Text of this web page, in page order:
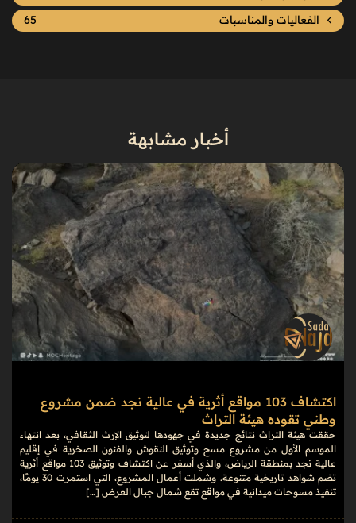
الفعاليات والمناسبات
65
أخبار مشابهة
اكتشاف 103 مواقع أثرية في عالية نجد ضمن مشروع
وطني تقوده هيئة التراث
حققت هيئة التراث نتائج جديدة في جهودها لتوثيق الإرث الثقافي، بعد انتهاء
الموسم الأول من مشروع مسح وتوثيق النقوش والفنون الصخرية في إقليم
عالية نجد بمنطقة الرياض، والذي أسفر عن اكتشاف وتوثيق 103 مواقع أثرية
تضم شواهد تاريخية متنوعة. وشملت أعمال المشروع، التي استمرت 30 يومًا،
تنفيذ مسوحات ميدانية في مواقع تقع شمال جبال العرض […]